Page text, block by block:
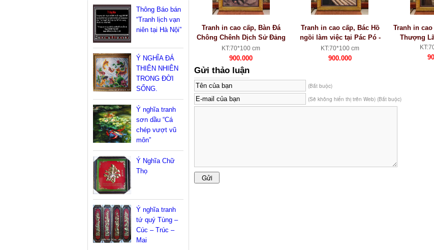
Thông Báo bán
“Tranh lịch vạn
niên tại Hà Nội”
Ý NGHĨA ĐÁ
THIÊN NHIÊN
TRONG ĐỜI
SỐNG.
Ý nghĩa tranh
sơn dầu “Cá
chép vượt vũ
môn”
Ý Nghĩa Chữ
Thọ
Ý nghĩa tranh
tứ quý Tùng –
Cúc – Trúc –
Mai
Tranh in cao cấp, Bàn Đá
Chông Chênh Dịch Sử Đảng
– VN34
KT:70*100 cm
900.000
Tranh in cao cấp, Bác Hồ
ngồi làm việc tại Pác Pó -
VN33
KT:70*100 cm
900.000
Tranh in cao
Thượng
Gửi thảo luận
(Bắt buộc)
(Sẽ không hiển thị trên Web) (Bắt buộc)